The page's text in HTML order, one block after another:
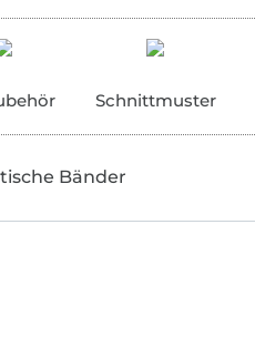
Schnittmuster
Bänder